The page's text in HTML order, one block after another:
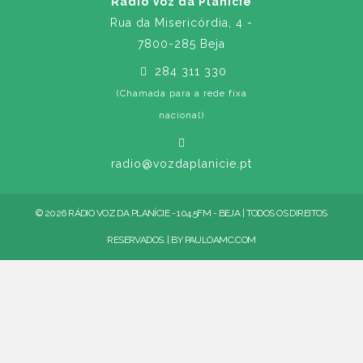
Rua da Misericórdia, 4 -
7800-285 Beja
284 311 330
(Chamada para a rede fixa
nacional)
radio@vozdaplanicie.pt
© 2026 RÁDIO VOZ DA PLANÍCIE - 104.5FM - BEJA | TODOS OS DIREITOS
RESERVADOS. | BY PAULOAMC.COM